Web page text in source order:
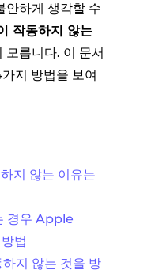
안하게 생각할 수
작동하지 않는
릅니다. 이 문서
지 방법을 보여
지 않는 이유는
경우 Apple
법
지 않는 것을 방